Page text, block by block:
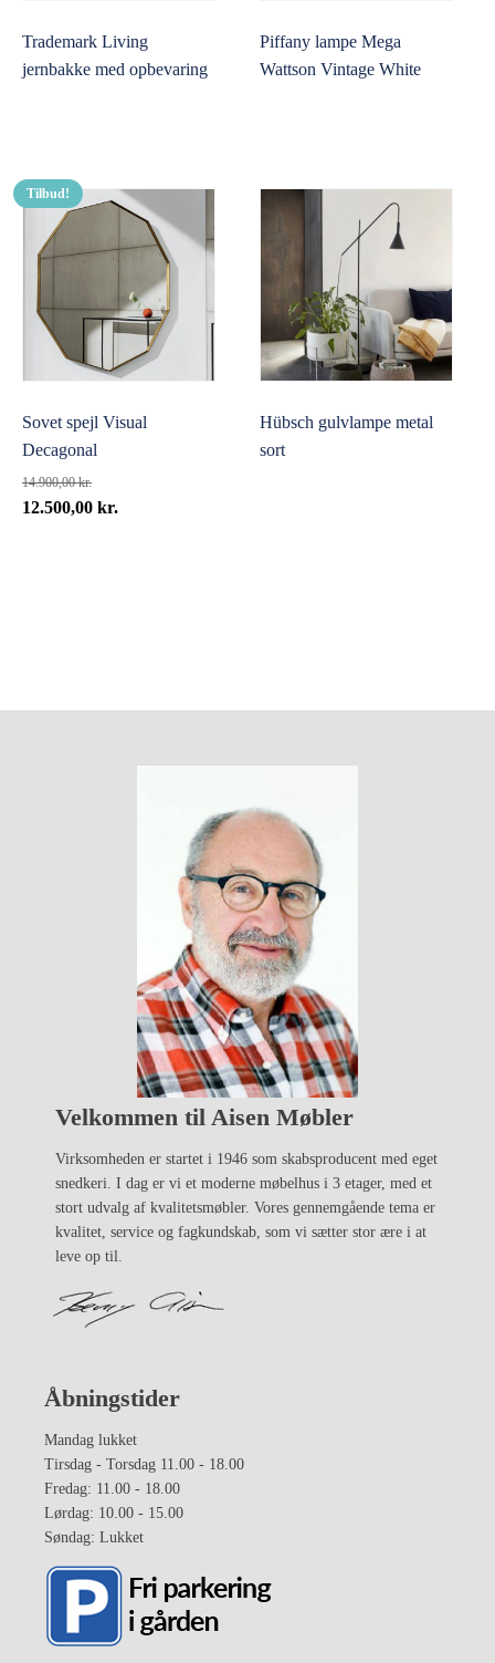
Trademark Living
jernbakke med opbevaring
Piffany lampe Mega
Wattson Vintage White
Tilbud!
Sovet spejl Visual
Decagonal
14.900,00kr.
Den
12.500,00 kr.Den
Hübsch gulvlampe metal
sort
Velkommen til Aisen Møbler
Virksomheden er startet i 1946 som skabsproducent med eget
snedkeri. I dag er vi et moderne møbelhus i 3 etager, med et
stort udvalg af kvalitetsmøbler. Vores gennemgående tema er
kvalitet, service og fagkundskab, som vi sætter stor ære i at
leve op til.
Åbningstider
Mandag lukket
Tirsdag - Torsdag 11.00 - 18.00
Fredag: 11.00 - 18.00
Lørdag: 10.00 - 15.00
Søndag: Lukket